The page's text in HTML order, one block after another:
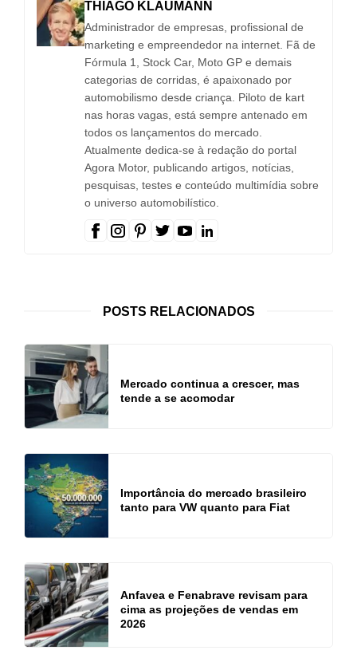
THIAGO KLAUMANN
Administrador de empresas, profissional de
marketing e empreendedor na internet. Fã de
Fórmula 1, Stock Car, Moto GP e demais
categorias de corridas, é apaixonado por
automobilismo desde criança. Piloto de kart
nas horas vagas, está sempre antenado em
todos os lançamentos do mercado.
Atualmente dedica-se à redação do portal
Agora Motor, publicando artigos, notícias,
pesquisas, testes e conteúdo multimídia sobre
o universo automobilístico.
POSTS RELACIONADOS
Mercado continua a crescer, mas
tende a se acomodar
Importância do mercado brasileiro
tanto para VW quanto para Fiat
Anfavea e Fenabrave revisam para
cima as projeções de vendas em
2026